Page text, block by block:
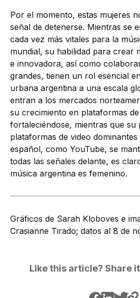
Por el momento, estas mujeres
señal de detenerse. Mientras se
cada vez más vitales para la
mundial, su habilidad para crear
e innovadora, así como
grandes, tienen un rol esencial
urbana argentina a una escala
entran a los mercados
su crecimiento en plataformas
fortaleciéndose, mientras que su
plataformas de video
español, como YouTube, se
todas las señales delante, es
música argentina es femenino.
Gráficos de Sarah Kloboves e
Crasianne Tirado; datos al 8 de
Like this article? Share